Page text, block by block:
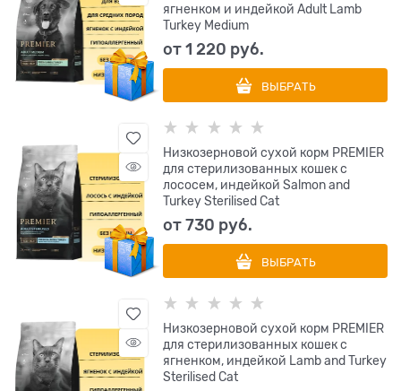
ягненком и индейкой Adult Lamb
Turkey Medium
от1 220 руб.
ВЫБРАТЬ
Низкозерновой сухой корм PREMIER
для стерилизованных кошек с
лососем, индейкой Salmon and
Turkey Sterilised Cat
от730 руб.
ВЫБРАТЬ
Низкозерновой сухой корм PREMIER
для стерилизованных кошек с
ягненком, индейкой Lamb and Turkey
Sterilised Cat